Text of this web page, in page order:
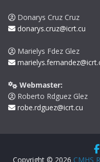
Donarys Cruz Cruz
donarys.cruz@icrt.cu
Marielys Fdez Glez
Webmaster:
Roberto Rdguez Glez
robe.rdguez@icrt.cu
Copyright © 2026 CMHS